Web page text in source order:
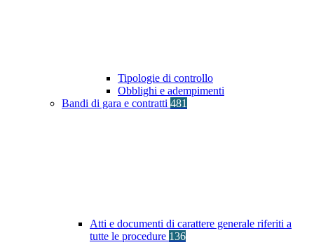
Tipologie di controllo
Obblighi e adempimenti
Bandi di gara e contratti 481
Atti e documenti di carattere generale riferiti a
tutte le procedure 136